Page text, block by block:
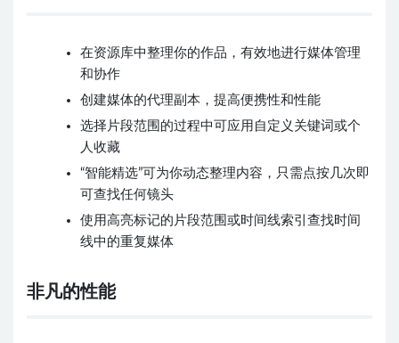
在资源库中整理你的作品，有效地进行媒体管理
和协作
创建媒体的代理副本，提高便携性和性能
选择片段范围的过程中可应用自定义关键词或个
人收藏
“智能精选”可为你动态整理内容，只需点按几次即
可查找任何镜头
使用高亮标记的片段范围或时间线索引查找时间
线中的重复媒体
非凡的性能